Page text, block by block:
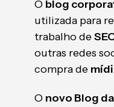
O blog
utilizada para
trabalho de
outras redes
compra de
O novo Blog